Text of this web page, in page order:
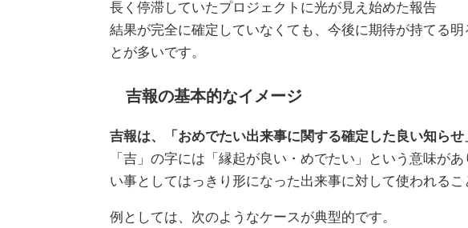
長く停滞していたプロジェクトに光が見え始めた報告
結果が完全に確定していなくても、今後に期待が持てる
とが多いです。
吉報の基本的なイメージ
吉報は、「おめでたい出来事に関する確定した良い知らせ
「吉」の字には「縁起が良い・めでたい」という意味が
い事としてはっきり形になった出来事に対して使われるこ
例としては、次のようなケースが典型的です。